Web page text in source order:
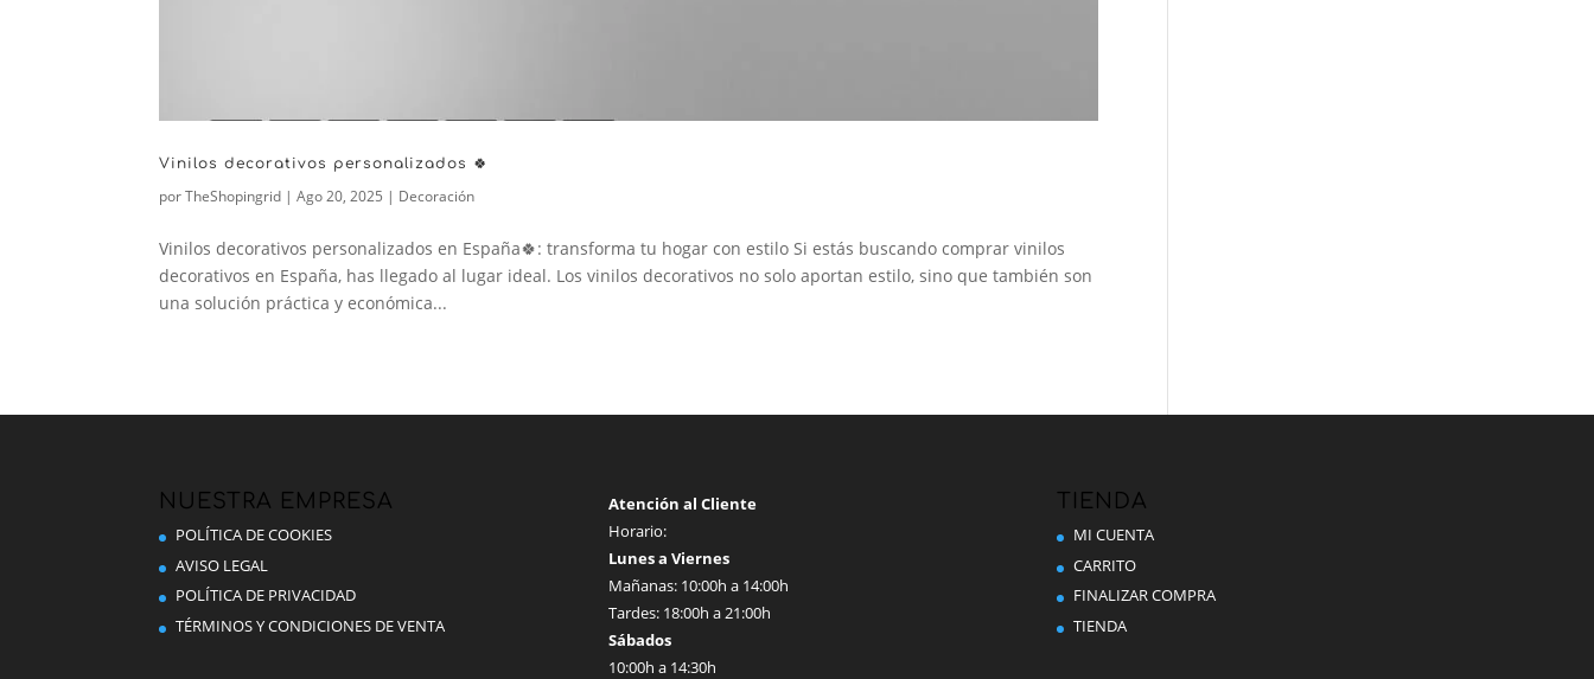
Vinilos decorativos personalizados 🍀
porTheShopingrid |Ago 20, 2025 | Decoración
Vinilos decorativos personalizados en España🍀: transforma tu hogar con estilo Si estás buscando comprar vinilos
decorativos en España, has llegado al lugar ideal. Los vinilos decorativos no solo aportan estilo, sino que también son
una solución práctica y económica...
NUESTRA EMPRESA
POLÍTICA DE COOKIES
AVISO LEGAL
POLÍTICA DE PRIVACIDAD
TÉRMINOS Y CONDICIONES DE VENTA
Atención al Cliente
Horario:
Lunes a Viernes
Mañanas: 10:00h a 14:00h
Tardes: 18:00h a 21:00h
Sábados
10:00h a 14:30h
TIENDA
MI CUENTA
CARRITO
FINALIZAR COMPRA
TIENDA